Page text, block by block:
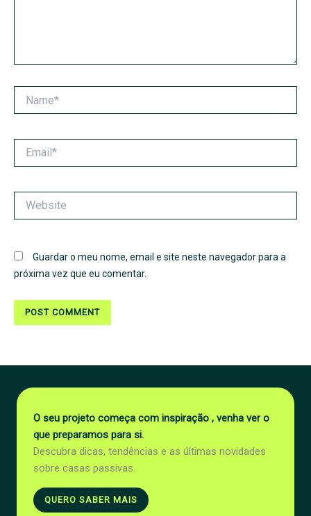
Guardar o meu nome, email e site neste navegador para a
próxima vez que eu comentar.
O seu projeto começa com inspiração , venha ver o
que preparamos para si.
Descubra dicas, tendências e as últimas novidades
sobre casas passivas.
QUERO SABER MAIS